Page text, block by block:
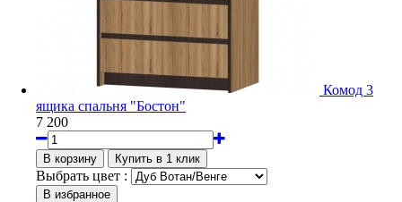
Комод 3
ящика спальня "Бостон"
7 200
Выбрать цвет :